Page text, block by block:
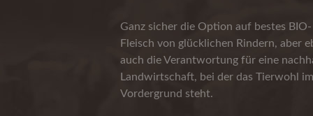
Ganz sicher die Option auf bestes BIO-
Fleisch von glücklichen Rindern, aber
auch die Verantwortung für eine
Landwirtschaft, bei der das Tierwohl im
Vordergrund steht.